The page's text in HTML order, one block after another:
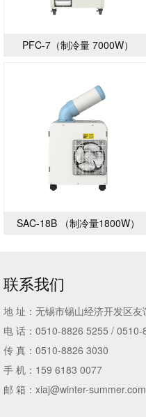
PFC-7（制冷量 7000W）
SAC-18B （制冷量1800W）
联系我们
地 址：无锡市锡山经济开发区友
电 话：0510-8826 5255 / 0510-
传 真：0510-8826 3030
手 机：159 6183 0077
邮 箱：xiaj@winter-summer.com